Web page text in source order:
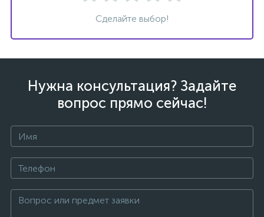
Сделайте выбор!
Нужна консультация? Задайте
вопрос прямо сейчас!